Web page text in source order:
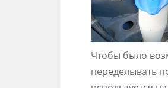
Чтобы было
переделывать